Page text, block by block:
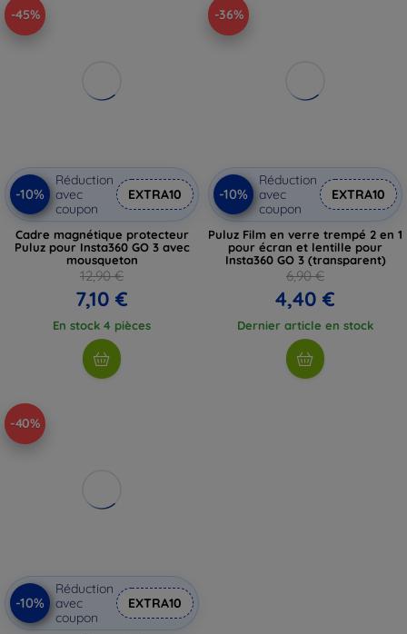
-45%
-10%
Réduction
avec
coupon
EXTRA10
Cadre magnétique protecteur
Puluz pour Insta360 GO 3 avec
mousqueton
12,90 €
7,10 €
En stock 4 pièces
-36%
-10%
Réduction
avec
coupon
EXTRA10
Puluz Film en verre trempé 2 en 1
pour écran et lentille pour
Insta360 GO 3 (transparent)
6,90 €
4,40 €
Dernier article en stock
-40%
-10%
Réduction
avec
coupon
EXTRA10